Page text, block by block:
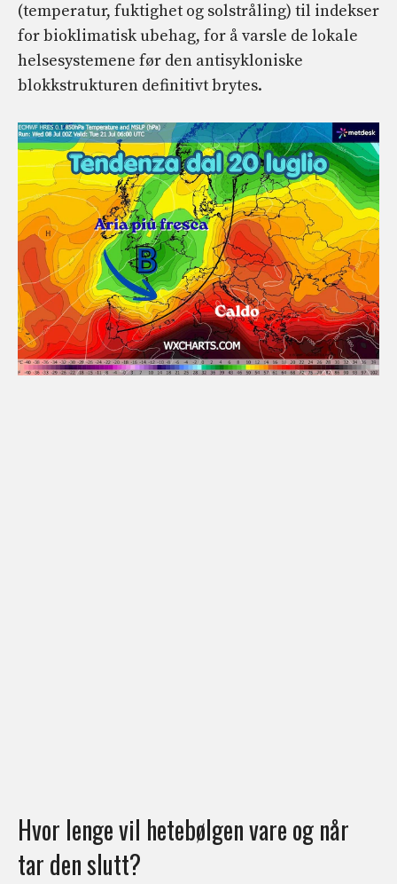
(temperatur, fuktighet og solstråling) til indekser
for bioklimatisk ubehag, for å varsle de lokale
helsesystemene før den antisykloniske
blokkstrukturen definitivt brytes.
Hvor lenge vil hetebølgen vare og når
tar den slutt?